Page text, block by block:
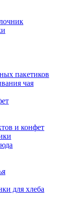
пакетиков
чая
и конфет
для хлеба